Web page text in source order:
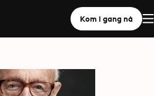
Kom i gang nå